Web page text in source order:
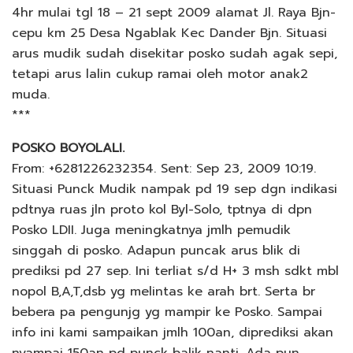
4hr mulai tgl 18 – 21 sept 2009 alamat Jl. Raya Bjn-
cepu km 25 Desa Ngablak Kec Dander Bjn. Situasi
arus mudik sudah disekitar posko sudah agak sepi,
tetapi arus lalin cukup ramai oleh motor anak2
muda.
***
POSKO BOYOLALI.
From: +6281226232354. Sent: Sep 23, 2009 10:19.
Situasi Punck Mudik nampak pd 19 sep dgn indikasi
pdtnya ruas jln proto kol Byl-Solo, tptnya di dpn
Posko LDII. Juga meningkatnya jmlh pemudik
singgah di posko. Adapun puncak arus blik di
prediksi pd 27 sep. Ini terliat s/d H+ 3 msh sdkt mbl
nopol B,A,T,dsb yg melintas ke arah brt. Serta br
bebera pa pengunjg yg mampir ke Posko. Sampai
info ini kami sampaikan jmlh 100an, diprediksi akan